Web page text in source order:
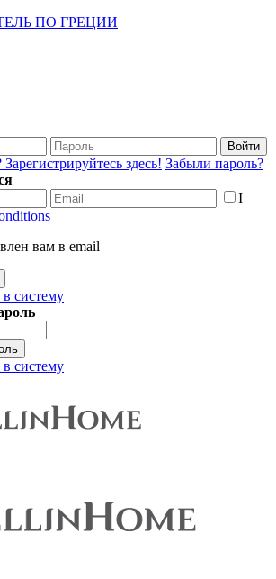
ПО ГРЕЦИИ
Войти
здесь! Забыли пароль?
I
вам в email
в систему
в систему